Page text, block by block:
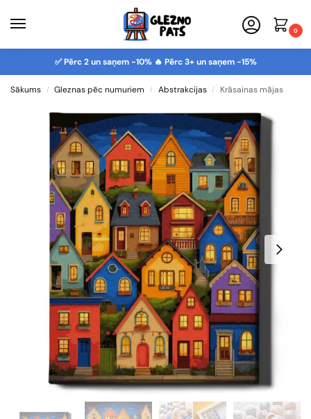
0
✅ Pērc 2 un saņem -10% 🔥 Pērc 3+ un saņem -15%
Sākums / Gleznas pēc numuriem / Abstrakcijas / Krāsainas mājas